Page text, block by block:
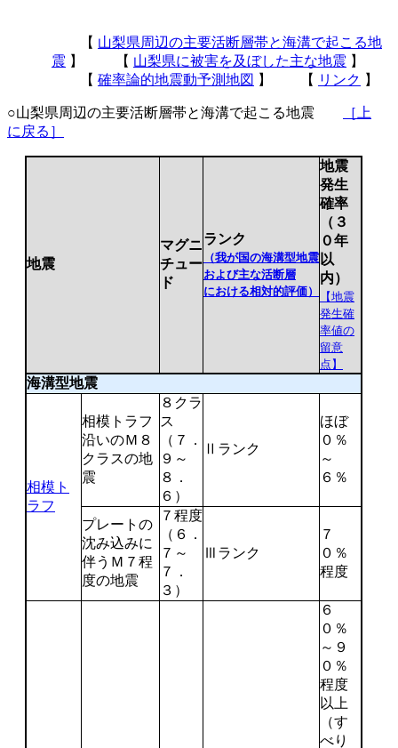
【 山梨県周辺の主要活断層帯と海溝で起こる地
震 】 【 山梨県に被害を及ぼした主な地震 】
【 確率論的地震動予測地図 】 【 リンク 】
○山梨県周辺の主要活断層帯と海溝で起こる地震
［上
に戻る］
地震
マグニ
チュー
ド
ランク
（我が国の海溝型地震
および主な活断層
における相対的評価）
地震
発生
確率
（３
０年
以
内）
【地震
発生確
率値の
留意
点】
海溝型地震
相模ト
ラフ
相模トラフ
沿いのＭ８
クラスの地
震
８クラ
ス
（７．
９～
８．
６）
Ⅱランク
ほぼ
０％
～
６％
プレートの
沈み込みに
伴うＭ７程
度の地震
７程度
（６．
７～
７．
３）
Ⅲランク
７
０％
程度
６
０％
～９
０％
程度
以上
（す
べり